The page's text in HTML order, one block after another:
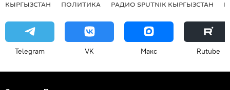
КЫРГЫЗСТАН ПОЛИТИКА РАДИО SPUTNIK КЫРГЫЗСТАН
Telegram VK Макс Rutube